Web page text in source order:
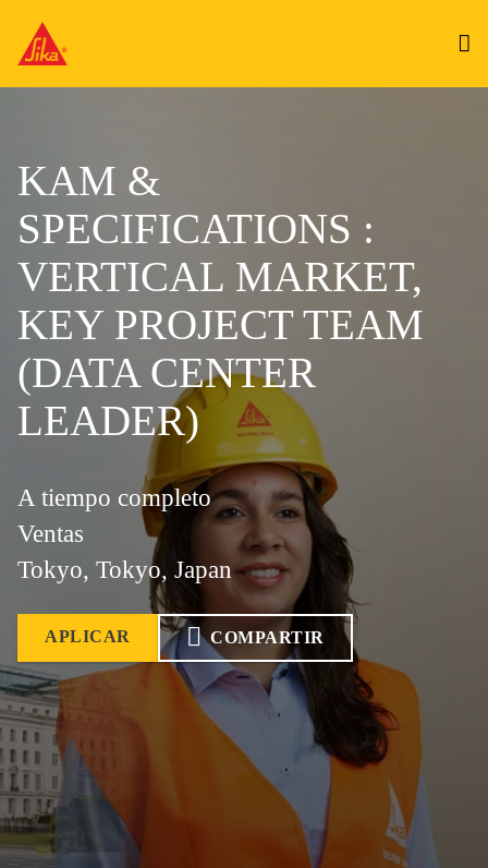
KAM &
SPECIFICATIONS :
VERTICAL MARKET,
KEY PROJECT TEAM
(DATA CENTER
LEADER)
A tiempo completo
Ventas
Tokyo, Tokyo, Japan
APLICAR COMPARTIR